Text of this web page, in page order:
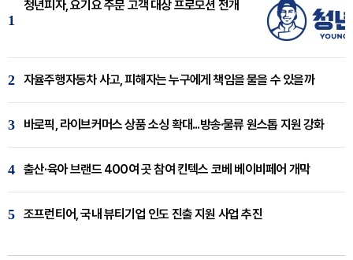
1
청년피자, 요기요 주문 고객 대상 프로모션 전개
2 자율주행자동차 사고, 피해자는 누구에게 책임을 물을 수 있을까
3 바로픽, 라이브커머스 상품 소싱 확대...방송·물류 원스톱 지원 강화
4 출산·육아 브랜드 400여 곳 참여 킨텍스 코베 베이비페어 개막
5 조프런티어, 국내 뷰티기업 인도 진출 지원 사업 추진